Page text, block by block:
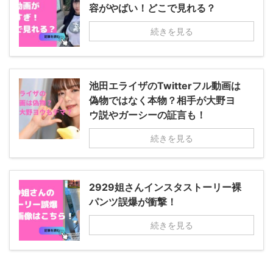
容がやばい！どこで見れる？
続きを見る
池田エライザのTwitterフル動画は
偽物ではなく本物？相手が大野ヨ
ウ説やガーシーの証言も！
続きを見る
2929姐さんインスタストーリー裸
パンツ誤爆が衝撃！
続きを見る